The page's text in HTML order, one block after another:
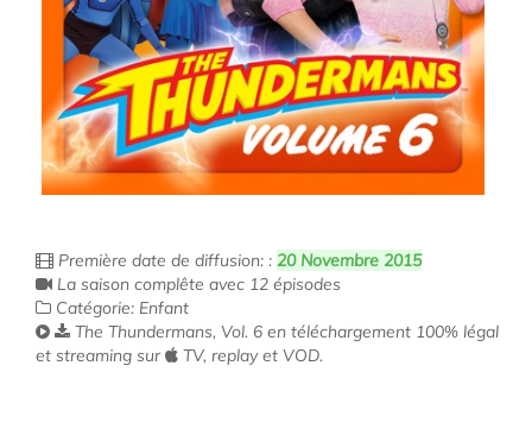
Première date de diffusion: : 20 Novembre 2015
La saison complête avec 12 épisodes
Catégorie: Enfant
The Thundermans, Vol. 6 en téléchargement 100% légal
et streaming sur
TV, replay et VOD.